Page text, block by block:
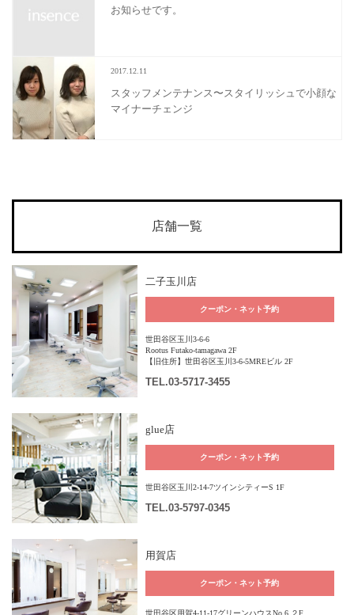
お知らせです。
2017.12.11
スタッフメンテナンス〜スタイリッシュで小顔な
マイナーチェンジ
店舗一覧
二子玉川店
クーポン・ネット予約
世田谷区玉川3-6-6
Rootus Futako-tamagawa 2F
【旧住所】世田谷区玉川3-6-5MREビル 2F
TEL.03-5717-3455
glue店
クーポン・ネット予約
世田谷区玉川2-14-7ツインシティーS 1F
TEL.03-5797-0345
用賀店
クーポン・ネット予約
世田谷区用賀4-11-17グリーンハウスNo.6 ２F